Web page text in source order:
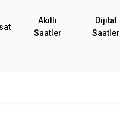
Akıllı
Saatler
Dijital
Saatler